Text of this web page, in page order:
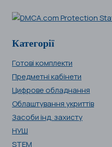
Категорії
Готові комплекти
Предметні кабінети
Цифрове обладнання
Облаштування укриттів
Засоби інд. захисту
НУШ
STEM